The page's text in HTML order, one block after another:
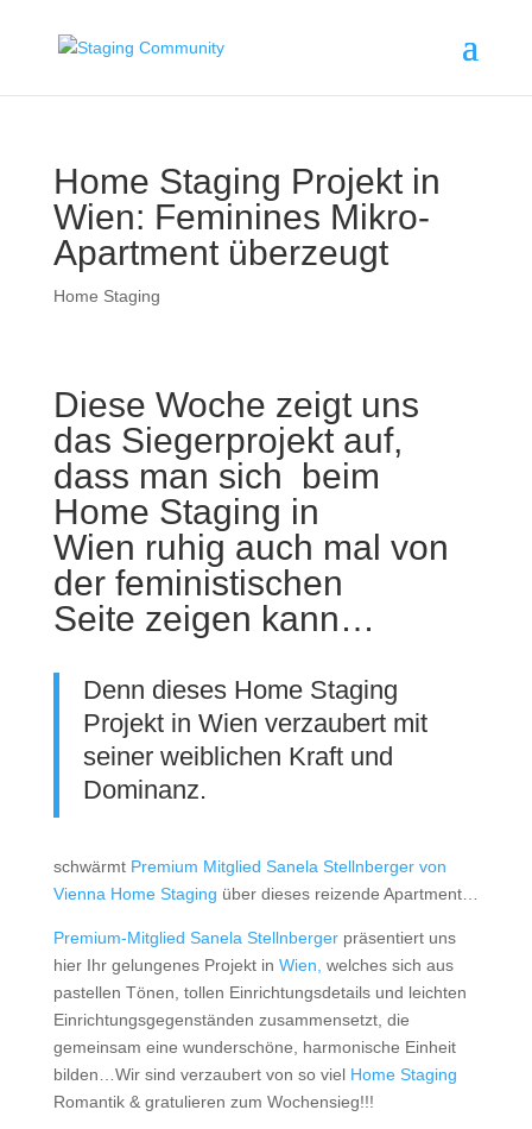
Home Staging Projekt in
Wien: Feminines Mikro-
Apartment überzeugt
Home Staging
Diese Woche zeigt uns
das Siegerprojekt auf,
dass man sich beim
Home Staging in
Wien ruhig auch mal von
der feministischen
Seite zeigen kann…
Denn dieses Home Staging
Projekt in Wien verzaubert mit
seiner weiblichen Kraft und
Dominanz.
schwärmt Premium Mitglied Sanela Stellnberger von
Vienna Home Staging über dieses reizende Apartment…
Premium-Mitglied Sanela Stellnbergerpräsentiert uns
hier Ihr gelungenes Projekt in Wien, welches sich aus
pastellen Tönen, tollen Einrichtungsdetails und leichten
Einrichtungsgegenständen zusammensetzt, die
gemeinsam eine wunderschöne, harmonische Einheit
bilden…Wir sind verzaubert von so viel Home Staging
Romantik & gratulieren zum Wochensieg!!!